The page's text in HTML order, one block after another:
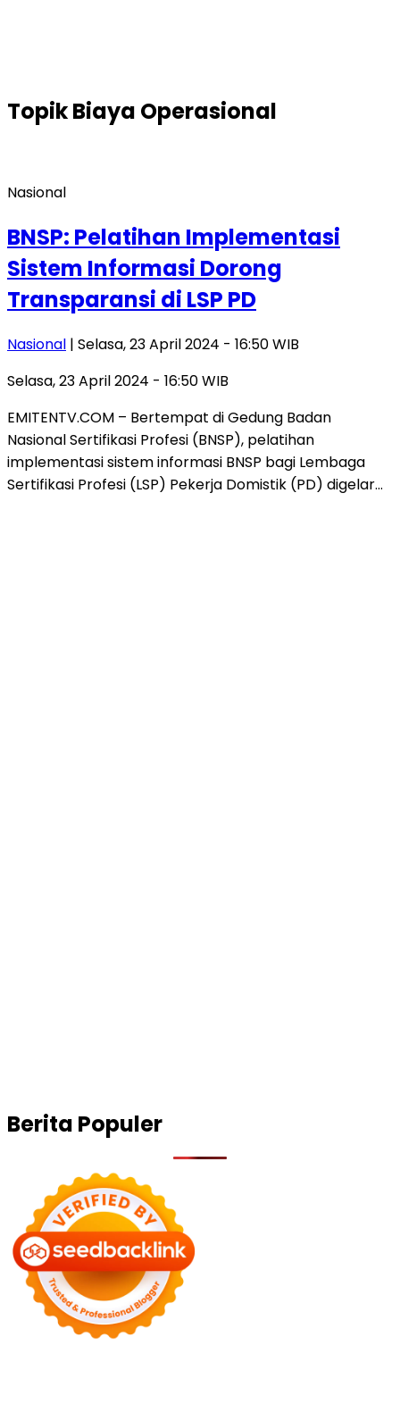
TopikBiaya Operasional
Nasional
BNSP: Pelatihan Implementasi
Sistem Informasi Dorong
Transparansi di LSP PD
Nasional | Selasa, 23 April 2024 - 16:50 WIB
Selasa, 23 April 2024 - 16:50 WIB
EMITENTV.COM – Bertempat di Gedung Badan
Nasional Sertifikasi Profesi (BNSP), pelatihan
implementasi sistem informasi BNSP bagi Lembaga
Sertifikasi Profesi (LSP) Pekerja Domistik (PD) digelar…
Berita Populer